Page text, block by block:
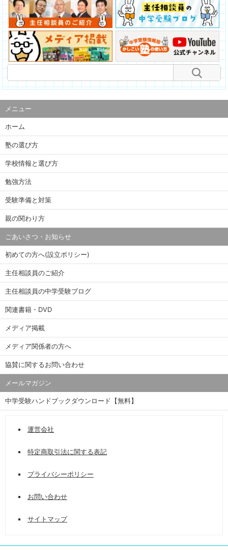
メニュー
ホーム
塾の選び方
学校情報と選び方
勉強方法
受験準備と対策
親の関わり方
ごあいさつ・お知らせ
初めての方へ(設立ポリシー)
主任相談員のご紹介
主任相談員の中学受験ブログ
関連書籍・DVD
メディア掲載
メディア関係者の方へ
協賛に関するお問い合わせ
メールマガジン
中学受験ハンドブックダウンロード【無料】
運営会社
特定商取引法に関する表記
プライバシーポリシー
お問い合わせ
サイトマップ